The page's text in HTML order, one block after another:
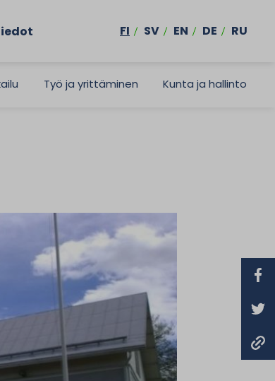
FI SV EN DE RU
Työ ja yrittäminen Kunta ja hallinto